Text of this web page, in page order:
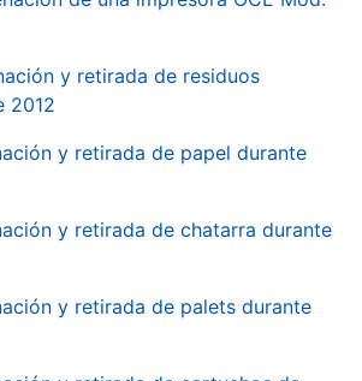
y retirada de residuos
2012
y retirada de papel durante
y retirada de chatarra durante
y retirada de palets durante